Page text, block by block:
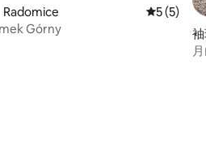
分），共 30 条评价
Radomice 平均评分
5 (5)
Górny